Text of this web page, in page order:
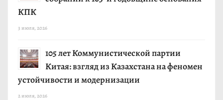
КПК
3 июля, 2026
105 лет Коммунистической партии
Китая: взгляд из Казахстана на феномен
устойчивости и модернизации
2 июля, 2026